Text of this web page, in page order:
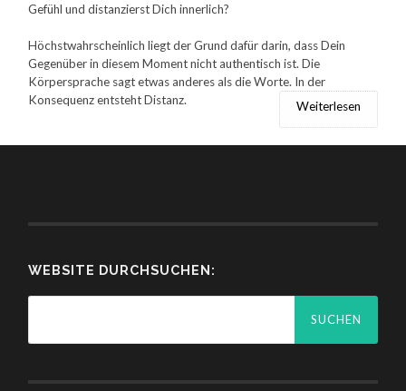
Gefühl und distanzierst Dich innerlich?
Höchstwahrscheinlich liegt der Grund dafür darin, dass Dein
Gegenüber in diesem Moment nicht authentisch ist. Die
Körpersprache sagt etwas anderes als die Worte. In der
Konsequenz entsteht Distanz.
Weiterlesen
WEBSITE DURCHSUCHEN: